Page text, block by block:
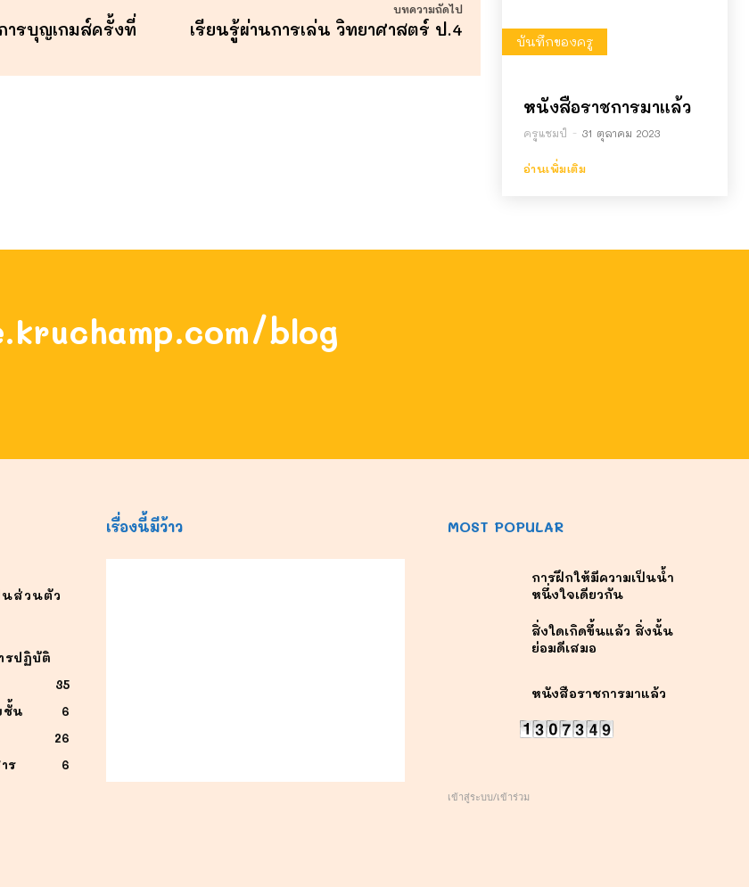
ารบุญเกมส์ครั้งที่
บทความถัดไป
เรียนรู้ผ่านการเล่น วิทยาศาสตร์ ป.4
บันทึกของครู
หนังสือราชการมาแล้ว
ครูแชมป์ - 31 ตุลาคม 2023
อ่านเพิ่มเติม
blog
นส่วนตัว
รปฏิบัติ
35
ชั้น
6
26
ร
6
เรื่องนี้มีว้าว MOST POPULAR
การฝึกให้มีความเป็นน้ำ
หนึ่งใจเดียวกัน
สิ่งใดเกิดขึ้นแล้ว สิ่งนั้น
ย่อมดีเสมอ
หนังสือราชการมาแล้ว
เข้าสู่ระบบ/เข้าร่วม